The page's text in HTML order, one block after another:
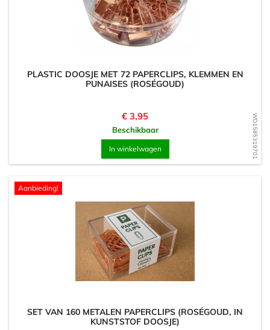
WD1585319701
PLASTIC DOOSJE MET 72 PAPERCLIPS, KLEMMEN EN
PUNAISES (ROSÉGOUD)
Prijs
€ 3,95
Beschikbaar
In winkelwagen
Aanbieding!
SET VAN 160 METALEN PAPERCLIPS (ROSÉGOUD, IN
KUNSTSTOF DOOSJE)